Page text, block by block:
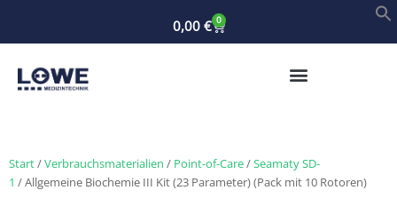
0,00 € 0
Start/Verbrauchsmaterialien / Point-of-Care/Seamaty SD-
1 / Allgemeine Biochemie III Kit (23 Parameter) (Pack mit 10 Rotoren)